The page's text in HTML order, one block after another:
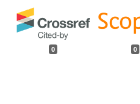
0 0